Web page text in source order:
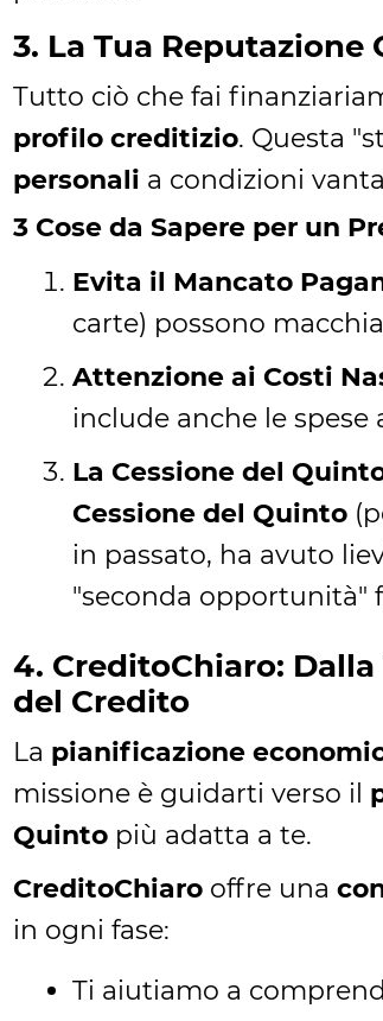
3. La Tua
Tutto ciò che fai
profilo creditizio. Questa
personali a condizioni
3 Cose da Sapere per un
Evita il Mancato
carte) possono
Attenzione ai Costi
include anche le spese
La Cessione del
Cessione del Quinto
in passato, ha avuto
"seconda opportunità"
4. CreditoChiaro:
del Credito
La pianificazione
missione è guidarti verso il
Quinto più adatta a te.
CreditoChiaro offre una
in ogni fase:
Ti aiutiamo a